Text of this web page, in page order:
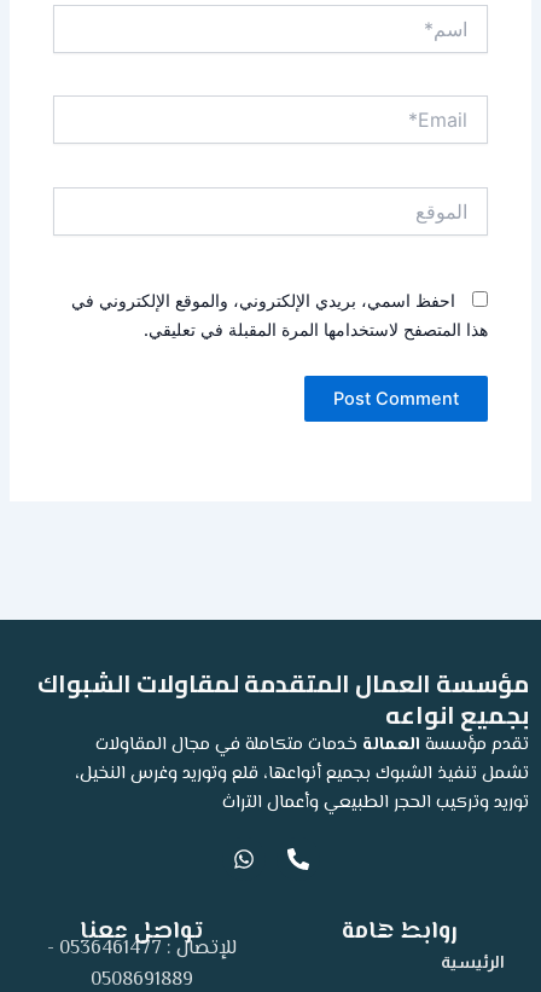
احفظ اسمي، بريدي الإلكتروني، والموقع الإلكتروني في
هذا المتصفح لاستخدامها المرة المقبلة في تعليقي.
مؤسسة العمال المتقدمة لمقاولات الشبواك
بجميع انواعه
تقدم مؤسسة العمالة خدمات متكاملة في مجال المقاولات
تشمل تنفيذ الشبوك بجميع أنواعها، قلع وتوريد وغرس النخيل،
توريد وتركيب الحجر الطبيعي وأعمال التراث
P
h
W
h
a
روابط هامة
الرئيسية
تواصل معنا
للإتصال : 0536461477 -
0508691889